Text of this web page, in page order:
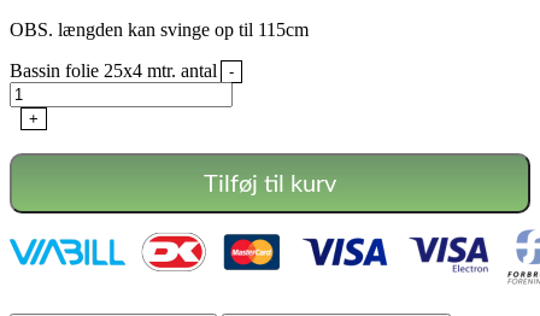
OBS. længden kan svinge op til 115cm
Bassin folie 25x4 mtr. antal
-
+
Tilføj til kurv